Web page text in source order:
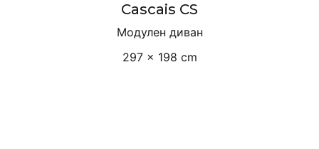
Cascais CS
Модулен диван
297 × 198 cm